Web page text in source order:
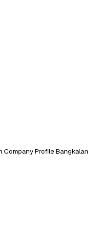
Company Profile Bangkalan